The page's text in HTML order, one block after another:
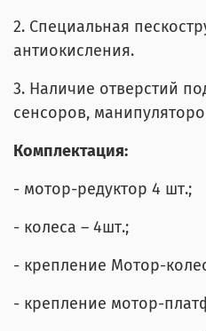
2. Специальная
антиокисления.
3. Наличие отверстий
сенсоров,
Комплектация:
- мотор-редуктор 4 шт.;
- колеса – 4шт.;
- крепление Мотор-
- крепление мотор-